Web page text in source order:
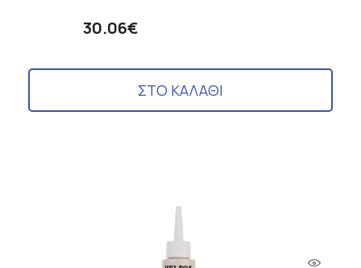
30.06€
ΣΤΟ ΚΑΛΑΘΙ